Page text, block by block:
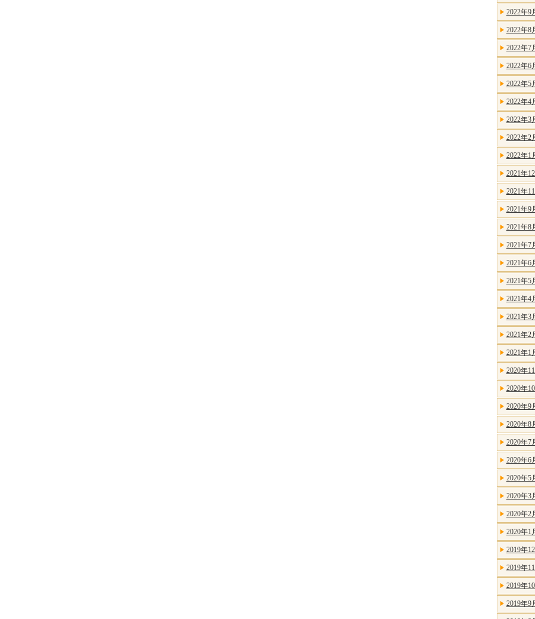
2022年9
2022年8
2022年7
2022年6
2022年5
2022年4
2022年3
2022年2
2022年1
2021年
2021年
2021年9
2021年8
2021年7
2021年6
2021年5
2021年4
2021年3
2021年2
2021年1
2020年
2020年
2020年9
2020年8
2020年7
2020年6
2020年5
2020年3
2020年2
2020年1
2019年
2019年
2019年
2019年9